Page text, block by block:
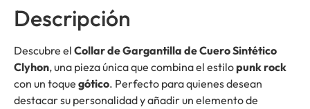
Descripción
Descubre el Collar de Gargantilla de Cuero Sintético
Clyhon, una pieza única que combina el estilopunk rock
con un toque gótico. Perfecto para quienes desean
destacar su personalidad y añadir un elemento de